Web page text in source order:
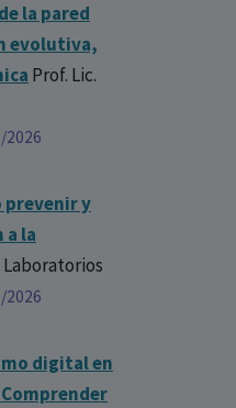
la pared
evolutiva,
Prof. Lic.
2026
prevenir y
a la
2026
digital en